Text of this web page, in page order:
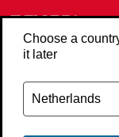
Choose a
it later
Zurück Produkte